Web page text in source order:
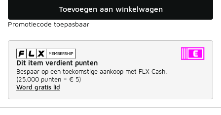
Toevoegen aan winkelwagen
Promotiecode toepasbaar
Dit item verdient punten
Bespaar op een toekomstige aankoop met FLX Cash.
(25.000 punten = € 5)
Word gratis lid